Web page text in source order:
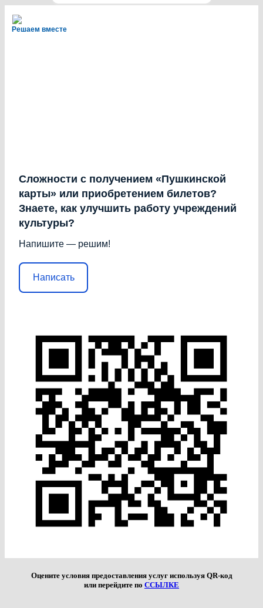
Решаем вместе
Сложности с получением «Пушкинской
карты» или приобретением билетов?
Знаете, как улучшить работу учреждений
культуры?
Напишите — решим!
Написать
Оцените условия предоставления услуг используя QR-код
или перейдите по ССЫЛКЕ